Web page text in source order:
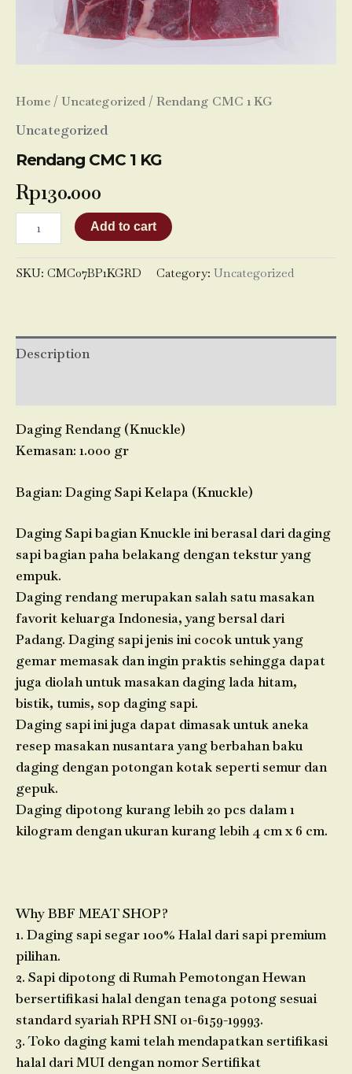
Home / Uncategorized / Rendang CMC 1 KG
Uncategorized
Rendang CMC 1 KG
Rp130.000
Add to cart
SKU: CMC07BP1KGRD Category: Uncategorized
Description
Daging Rendang (Knuckle)
Kemasan: 1.000 gr
Bagian: Daging Sapi Kelapa (Knuckle)
Daging Sapi bagian Knuckle ini berasal dari daging
sapi bagian paha belakang dengan tekstur yang
empuk.
Daging rendang merupakan salah satu masakan
favorit keluarga Indonesia, yang bersal dari
Padang. Daging sapi jenis ini cocok untuk yang
gemar memasak dan ingin praktis sehingga dapat
juga diolah untuk masakan daging lada hitam,
bistik, tumis, sop daging sapi.
Daging sapi ini juga dapat dimasak untuk aneka
resep masakan nusantara yang berbahan baku
daging dengan potongan kotak seperti semur dan
gepuk.
Daging dipotong kurang lebih 20 pcs dalam 1
kilogram dengan ukuran kurang lebih 4 cm x 6 cm.
Why BBF MEAT SHOP?
1. Daging sapi segar 100% Halal dari sapi premium
pilihan.
2. Sapi dipotong di Rumah Pemotongan Hewan
bersertifikasi halal dengan tenaga potong sesuai
standard syariah RPH SNI 01-6159-19993.
3. Toko daging kami telah mendapatkan sertifikasi
halal dari MUI dengan nomor Sertifikat